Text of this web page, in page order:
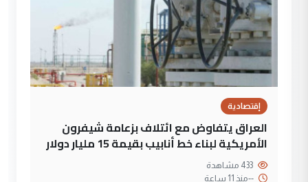
إقتصادية
العراق يتفاوض مع ائتلاف بزعامة شيفرون
الأمريكية لبناء خط أنابيب بقيمة 15 مليار دولار
--منذ 11 ساعة